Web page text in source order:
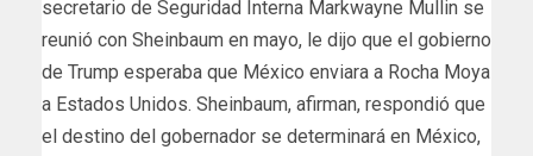
secretario de Seguridad Interna Markwayne Mullin se
reunió con Sheinbaum en mayo, le dijo que el gobierno
de Trump esperaba que México enviara a Rocha Moya
a Estados Unidos. Sheinbaum, afirman, respondió que
el destino del gobernador se determinará en México,